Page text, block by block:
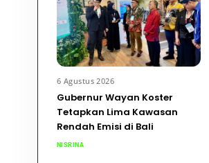
6 Agustus 2026
Gubernur Wayan Koster
Tetapkan Lima Kawasan
Rendah Emisi di Bali
NISRINA